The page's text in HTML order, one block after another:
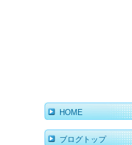
HOME
ブログトップ